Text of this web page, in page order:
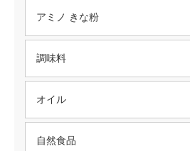
アミノ きな粉
調味料
オイル
自然食品